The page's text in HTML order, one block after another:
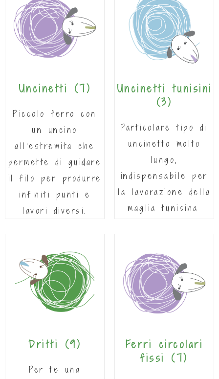
Uncinetti (7)
Piccolo ferro con
un uncino
all'estremita che
permette di guidare
il filo per produrre
infiniti punti e
lavori diversi.
Uncinetti tunisini
(3)
Particolare tipo di
uncinetto molto
lungo,
indispensabile per
la lavorazione della
maglia tunisina.
Dritti (9)
Per te una
Ferri circolari
fissi (7)